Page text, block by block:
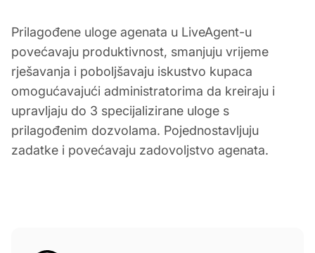
Prilagođene uloge agenata u LiveAgent-u
povećavaju produktivnost, smanjuju vrijeme
rješavanja i poboljšavaju iskustvo kupaca
omogućavajući administratorima da kreiraju i
upravljaju do 3 specijalizirane uloge s
prilagođenim dozvolama. Pojednostavljuju
zadatke i povećavaju zadovoljstvo agenata.